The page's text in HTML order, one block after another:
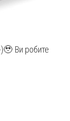
Ви робите